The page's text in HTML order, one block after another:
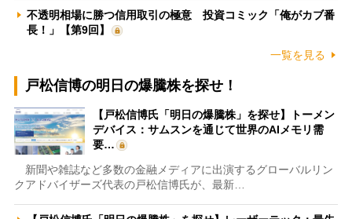
不透明相場に勝つ信用取引の極意 投資コミック「俺がカブ番
長！」【第9回】
一覧を見る
戸松信博の明日の爆騰株を探せ！
【戸松信博氏「明日の爆騰株」を探せ】トーメン
デバイス：サムスンを通じて世界のAIメモリ需
要…
新聞や雑誌など多数の金融メディアに出演するグローバルリン
クアドバイザーズ代表の戸松信博氏が、最新…